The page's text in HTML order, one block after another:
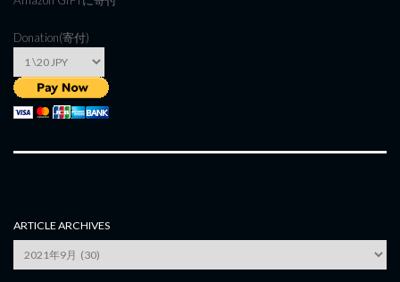
Donation(寄付)
ARTICLE ARCHIVES
Archives